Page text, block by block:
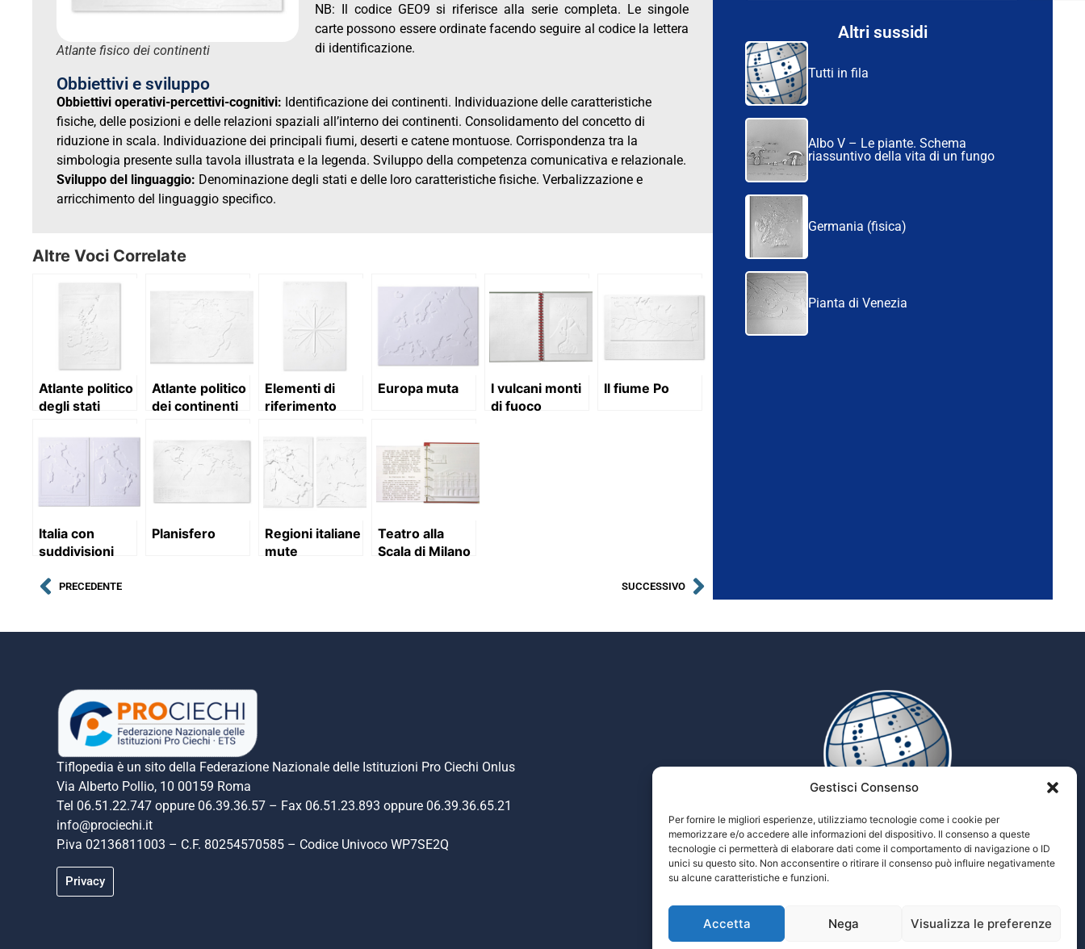
Gestisci Consenso
Per fornire le migliori esperienze, utilizziamo tecnologie come i cookie per
memorizzare e/o accedere alle informazioni del dispositivo. Il consenso a queste
tecnologie ci permetterà di elaborare dati come il comportamento di navigazione o ID
unici su questo sito. Non acconsentire o ritirare il consenso può influire negativamente
su alcune caratteristiche e funzioni.
Accetta Nega Visualizza le preferenze
Atlante fisico dei continenti
NB: Il codice GEO9 si riferisce alla serie completa. Le singole
carte possono essere ordinate facendo seguire al codice la lettera
di identificazione.
Obbiettivi e sviluppo
Obbiettivi operativi-percettivi-cognitivi: Identificazione dei continenti. Individuazione delle caratteristiche
fisiche, delle posizioni e delle relazioni spaziali all’interno dei continenti. Consolidamento del concetto di
riduzione in scala. Individuazione dei principali fiumi, deserti e catene montuose. Corrispondenza tra la
simbologia presente sulla tavola illustrata e la legenda. Sviluppo della competenza comunicativa e relazionale.
Sviluppo del linguaggio: Denominazione degli stati e delle loro caratteristiche fisiche. Verbalizzazione e
arricchimento del linguaggio specifico.
Altre Voci Correlate
Atlante politico
degli stati
Atlante politico
dei continenti
Elementi di
riferimento
Europa muta
I vulcani monti
di fuoco
Il fiume Po
Italia con
suddivisioni
Planisfero
Regioni italiane
mute
Teatro alla
Scala di Milano
PRECEDENTE SUCCESSIVO
Altri sussidi
Tutti in fila
Albo V – Le piante. Schema
riassuntivo della vita di un fungo
Germania (fisica)
Pianta di Venezia
Tiflopedia è un sito della Federazione Nazionale delle Istituzioni Pro Ciechi Onlus
Via Alberto Pollio, 10 00159 Roma
Tel 06.51.22.747 oppure 06.39.36.57 – Fax 06.51.23.893 oppure 06.39.36.65.21
info@prociechi.it
P.iva 02136811003 – C.F. 80254570585 – Codice Univoco WP7SE2Q
Privacy
Tiflopedia
Enciclopedia multimediale delle scienze